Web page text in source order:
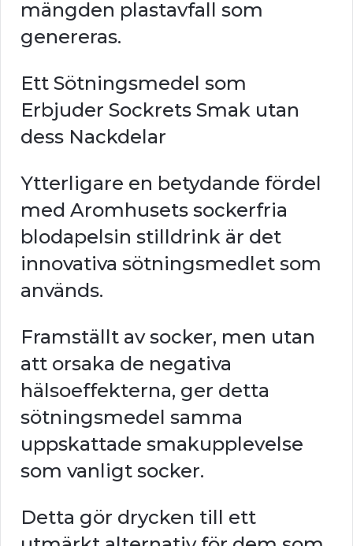
mängden plastavfall som
genereras.
Ett Sötningsmedel som
Erbjuder Sockrets Smak utan
dess Nackdelar
Ytterligare en betydande fördel
med Aromhusets sockerfria
blodapelsin stilldrink är det
innovativa sötningsmedlet som
används.
Framställt av socker, men utan
att orsaka de negativa
hälsoeffekterna, ger detta
sötningsmedel samma
uppskattade smakupplevelse
som vanligt socker.
Detta gör drycken till ett